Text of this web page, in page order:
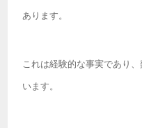
あります。
これは経験的な事実であり
います。